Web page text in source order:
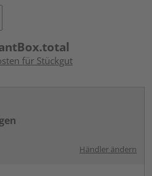
für Stückgut
Händler ändern